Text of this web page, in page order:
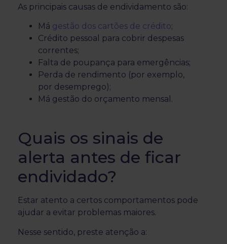
As principais causas de endividamento são:
Má gestão dos cartões de crédito;
Crédito pessoal para cobrir despesas
correntes;
Falta de poupança para emergências;
Perda de rendimento (por exemplo,
por desemprego);
Má gestão do orçamento mensal.
Quais os sinais de
alerta antes de ficar
endividado?
Estar atento a certos comportamentos pode
ajudar a evitar problemas maiores.
Nesse sentido, preste atenção a: